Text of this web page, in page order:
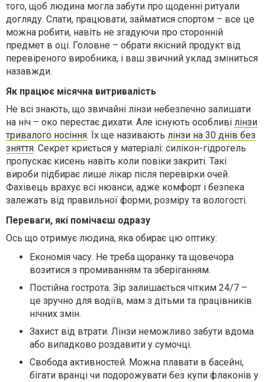
того, щоб людина могла забути про щоденні ритуали
догляду. Спати, працювати, займатися спортом – все це
можна робити, навіть не згадуючи про сторонній
предмет в оці. Головне – обрати якісний продукт від
перевіреного виробника, і ваш звичний уклад зміниться
назавжди.
Як працює місячна витривалість
Не всі знають, що звичайні лінзи небезпечно залишати
на ніч – око перестає дихати. Але існують особливі лінзи
тривалого носіння. Їх ще називають лінзи на 30 днів без
зняття. Секрет криється у матеріалі: силікон-гідрогель
пропускає кисень навіть коли повіки закриті. Такі
вироби підбирає лише лікар після перевірки очей.
Фахівець врахує всі нюанси, адже комфорт і безпека
залежать від правильної форми, розміру та вологості.
Переваги, які помічаєш одразу
Ось що отримує людина, яка обирає цю оптику:
Економія часу. Не треба щоранку та щовечора
возитися з промиванням та зберіганням.
Постійна гострота. Зір залишається чітким 24/7 –
це зручно для водіїв, мам з дітьми та працівників
нічних змін.
Захист від втрати. Лінзи неможливо забути вдома
або випадково роздавити у сумочці.
Свобода активностей. Можна плавати в басейні,
бігати вранці чи подорожувати без купи флаконів у